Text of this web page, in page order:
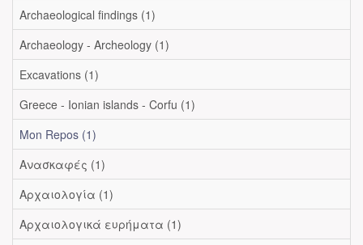
Archaeological findings (1)
Archaeology - Archeology (1)
Excavations (1)
Greece - Ionian islands - Corfu (1)
Mon Repos (1)
Ανασκαφές (1)
Αρχαιολογία (1)
Αρχαιολογικά ευρήματα (1)